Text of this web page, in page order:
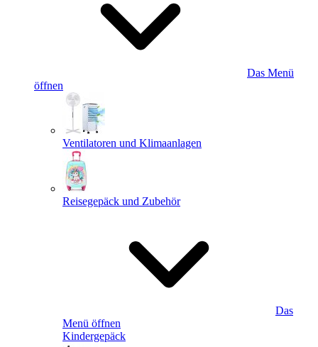
Das Menü
öffnen
Ventilatoren und Klimaanlagen
Reisegepäck und Zubehör
Das
Menü öffnen
Kindergepäck